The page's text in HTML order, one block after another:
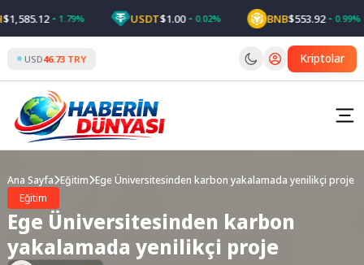
to
content
1.79% USDT$1.00 0.02% BNB$553.92 0.99%
USD46.73 TRY Kriptolar
Ana Sayfa Eğitim Ege Üniversitesinden karbon yakalamada yenilikçi proje
Eğitim
Ege Üniversitesinden karbon
yakalamada yenilikçi proje